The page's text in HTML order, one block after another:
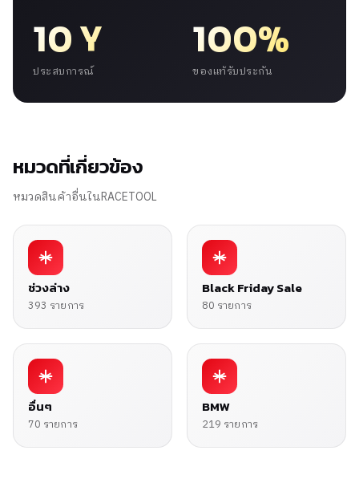
10 Y
ประสบการณ์
100%
ของแท้รับประกัน
หมวดที่เกี่ยวข้อง
หมวดสินค้าอื่นในRACETOOL
ช่วงล่าง
393 รายการ
Black Friday Sale
80 รายการ
อื่นๆ
70 รายการ
BMW
219 รายการ